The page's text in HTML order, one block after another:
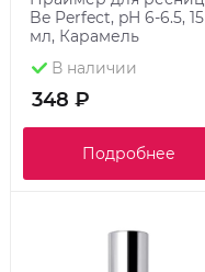
Be Perfect, pH 6-6.5, 15
мл, Карамель
В наличии
348 ₽
Подробнее